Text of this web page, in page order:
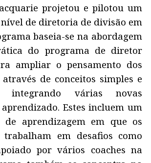
projetou e pilotou um
de diretoria de divisão em
baseia-se na abordagem
do programa de diretor
ampliar o pensamento dos
de conceitos simples e
integrando várias novas
Estes incluem um
de aprendizagem em que os
trabalham em desafios como
por vários coaches na